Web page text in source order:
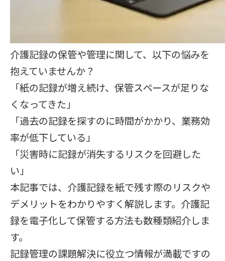
介護記録の保管や管理に関して、以下の悩みを
抱えていませんか？
「紙の記録が増え続け、保管スペースが足りな
くなってきた」
「過去の記録を探すのに時間がかかり、業務効
率が低下している」
「災害時に記録が消失するリスクを回避した
い」
本記事では、介護記録を紙で残す際のリスクや
デメリットをわかりやすく解説します。介護記
録を電子化して保管する方法も数種類紹介しま
す。
記録管理の課題解決に役立つ情報が満載ですの